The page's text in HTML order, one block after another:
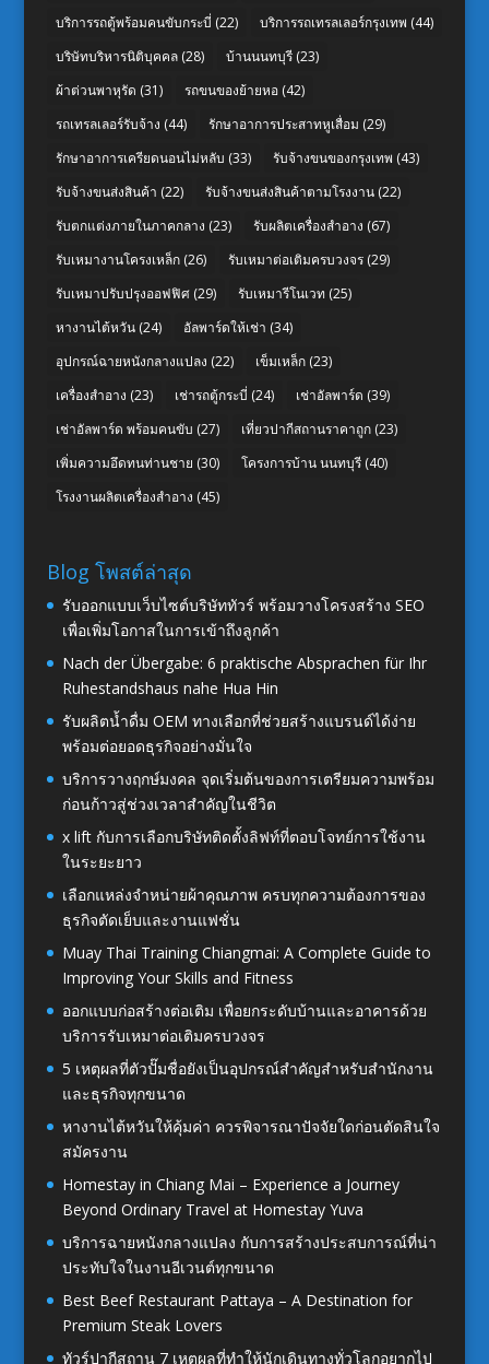
บริการรถตู้พร้อมคนขับกระบี่ (22) บริการรถเทรลเลอร์กรุงเทพ (44)
บริษัทบริหารนิติบุคคล(28) บ้านนนทบุรี(23)
ผ้าต่วนพาหุรัด (31) รถขนของย้ายหอ(42)
รถเทรลเลอร์รับจ้าง (44) รักษาอาการประสาทหูเสื่อม (29)
รักษาอาการเครียดนอนไม่หลับ (33) รับจ้างขนของกรุงเทพ (43)
รับจ้างขนส่งสินค้า (22) รับจ้างขนส่งสินค้าตามโรงงาน(22)
รับตกแต่งภายในภาคกลาง (23) รับผลิตเครื่องสำอาง (67)
รับเหมางานโครงเหล็ก(26) รับเหมาต่อเติมครบวงจร(29)
รับเหมาปรับปรุงออฟฟิศ(29) รับเหมารีโนเวท (25)
หางานไต้หวัน(24) อัลพาร์ดให้เช่า (34)
อุปกรณ์ฉายหนังกลางแปลง (22) เข็มเหล็ก(23)
เครื่องสำอาง (23) เช่ารถตู้กระบี่ (24) เช่าอัลพาร์ด (39)
เช่าอัลพาร์ด พร้อมคนขับ (27) เที่ยวปากีสถานราคาถูก(23)
เพิ่มความอึดทนท่านชาย (30) โครงการบ้าน นนทบุรี(40)
โรงงานผลิตเครื่องสำอาง (45)
Blog โพสต์ล่าสุด
รับออกแบบเว็บไซต์บริษัททัวร์ พร้อมวางโครงสร้าง SEO
เพื่อเพิ่มโอกาสในการเข้าถึงลูกค้า
Nach der Übergabe: 6 praktische Absprachen für Ihr
Ruhestandshaus nahe Hua Hin
รับผลิตน้ำดื่ม OEM ทางเลือกที่ช่วยสร้างแบรนด์ได้ง่าย
พร้อมต่อยอดธุรกิจอย่างมั่นใจ
บริการวางฤกษ์มงคล จุดเริ่มต้นของการเตรียมความพร้อม
ก่อนก้าวสู่ช่วงเวลาสำคัญในชีวิต
x lift กับการเลือกบริษัทติดตั้งลิฟท์ที่ตอบโจทย์การใช้งาน
ในระยะยาว
เลือกแหล่งจำหน่ายผ้าคุณภาพ ครบทุกความต้องการของ
ธุรกิจตัดเย็บและงานแฟชั่น
Muay Thai Training Chiangmai: A Complete Guide to
Improving Your Skills and Fitness
ออกแบบก่อสร้างต่อเติม เพื่อยกระดับบ้านและอาคารด้วย
บริการรับเหมาต่อเติมครบวงจร
5 เหตุผลที่ตัวปั๊มชื่อยังเป็นอุปกรณ์สำคัญสำหรับสำนักงาน
และธุรกิจทุกขนาด
หางานไต้หวันให้คุ้มค่า ควรพิจารณาปัจจัยใดก่อนตัดสินใจ
สมัครงาน
Homestay in Chiang Mai – Experience a Journey
Beyond Ordinary Travel at Homestay Yuva
บริการฉายหนังกลางแปลง กับการสร้างประสบการณ์ที่น่า
ประทับใจในงานอีเวนต์ทุกขนาด
Best Beef Restaurant Pattaya – A Destination for
Premium Steak Lovers
ทัวร์ปากีสถาน 7 เหตุผลที่ทำให้นักเดินทางทั่วโลกอยากไป